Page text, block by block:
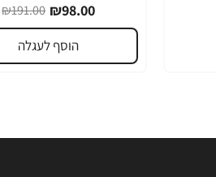
₪98.00
₪191.00
הוסף לעגלה